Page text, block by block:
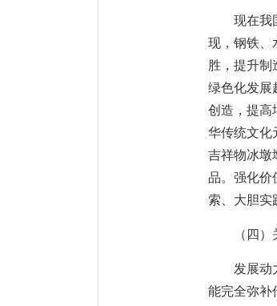
现在我
现，钢铁、
胜，提升
绿色化发展
创造，提高
华传统文化
吉祥物冰墩
品。强化价
索、大胆实
（四
发展动
能完全弥补